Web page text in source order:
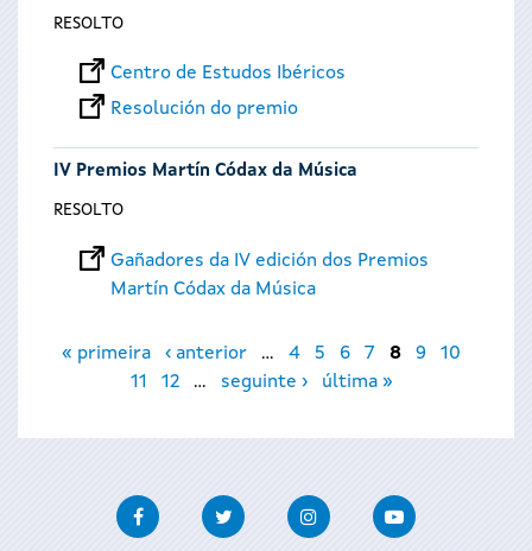
RESOLTO
Centro de Estudos Ibéricos
Resolución do premio
IV Premios Martín Códax da Música
RESOLTO
Gañadores da IV edición dos Premios
Martín Códax da Música
Páxinas
« primeira ‹ anterior … 4 5 6 7 8 9
10
11
12 … seguinte › última »
FacebookTwitter InstagramYoutube